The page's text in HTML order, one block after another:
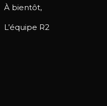
À bientôt,
L’équipe R2